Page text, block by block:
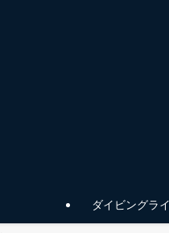
ダイビングラ